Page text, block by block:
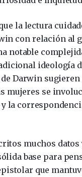
la lectura
con relación al
notable
ideología
Darwin
mujeres se
la
muchos datos
base para
que